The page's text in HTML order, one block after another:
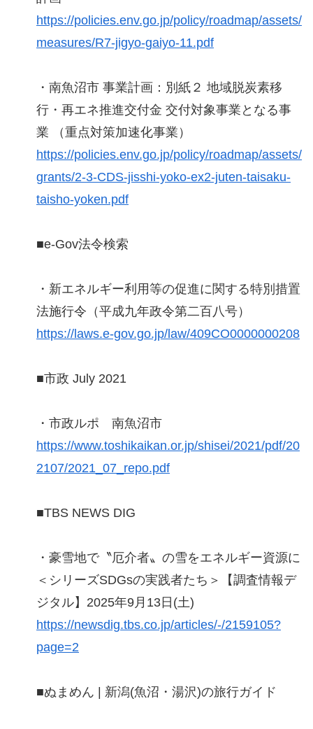
https://policies.env.go.jp/policy/roadmap/assets/
measures/R7-jigyo-gaiyo-11.pdf
・南魚沼市 事業計画：別紙２ 地域脱炭素移
行・再エネ推進交付金 交付対象事業となる事
業 （重点対策加速化事業）
https://policies.env.go.jp/policy/roadmap/assets/
grants/2-3-CDS-jisshi-yoko-ex2-juten-taisaku-
taisho-yoken.pdf
■e-Gov法令検索
・新エネルギー利用等の促進に関する特別措置
法施行令（平成九年政令第二百八号）
https://laws.e-gov.go.jp/law/409CO0000000208
■市政 July 2021
・市政ルポ 南魚沼市
https://www.toshikaikan.or.jp/shisei/2021/pdf/20
2107/2021_07_repo.pdf
■TBS NEWS DIG
・豪雪地で〝厄介者〟の雪をエネルギー資源に
＜シリーズSDGsの実践者たち＞【調査情報デ
ジタル】2025年9月13日(土)
https://newsdig.tbs.co.jp/articles/-/2159105?
page=2
■ぬまめん | 新潟(魚沼・湯沢)の旅行ガイド